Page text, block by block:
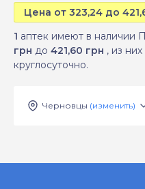
Цена от 323,24 до
1 аптек имеют в наличии
грн до 421,60 грн , из них
круглосуточно.
Черновцы (изменить)